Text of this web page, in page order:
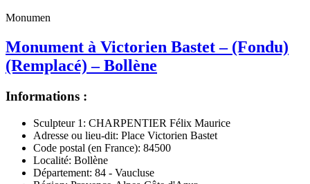
Monumen
Monument à Victorien Bastet – (Fondu)
(Remplacé) – Bollène
Informations :
Sculpteur 1: CHARPENTIER Félix Maurice
Adresse ou lieu-dit: Place Victorien Bastet
Code postal (en France): 84500
Localité: Bollène
Département: 84 - Vaucluse